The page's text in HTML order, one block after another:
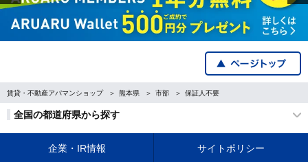
賃貸・不動産アパマンショップ 熊本県 市部 保証人不要
全国の都道府県から探す
企業・IR情報 サイトポリシー